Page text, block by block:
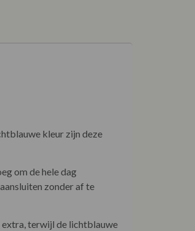
kleur zijn deze
om de hele dag
zonder af te
extra, terwijl de lichtblauwe